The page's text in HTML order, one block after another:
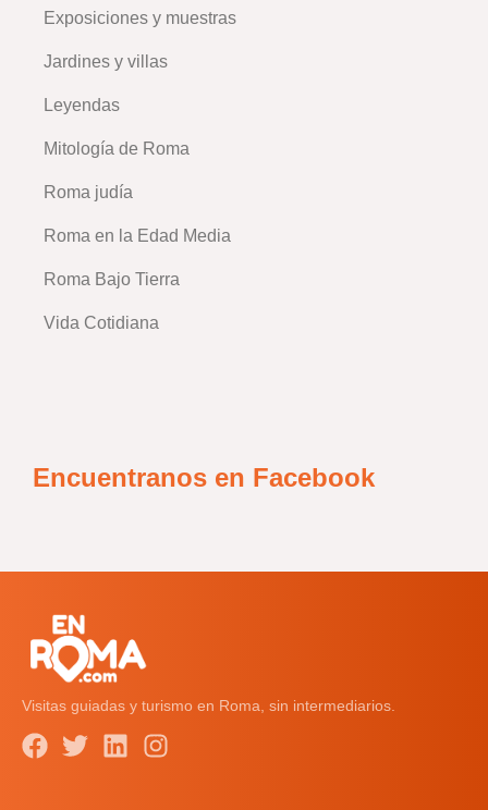
Exposiciones y muestras
Jardines y villas
Leyendas
Mitología de Roma
Roma judía
Roma en la Edad Media
Roma Bajo Tierra
Vida Cotidiana
Encuentranos en Facebook
Visitas guiadas y turismo en Roma, sin intermediarios.